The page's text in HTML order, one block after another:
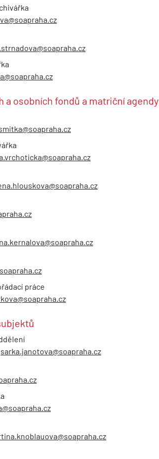
osobních fondů a matriční agendy
práce
sarka.janotova@soapraha.cz